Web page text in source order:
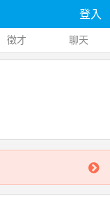
登入
徵才 聊天